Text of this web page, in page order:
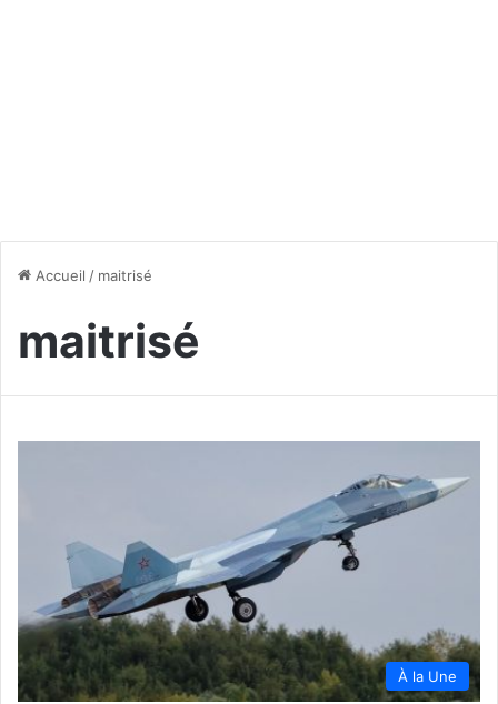
Accueil / maitrisé
maitrisé
À la Une